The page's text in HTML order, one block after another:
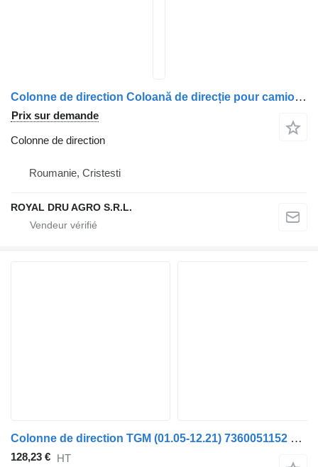
Colonne de direction Coloană de direcție pour camion MAN 8146113/6236 – 8146113/6154 – 8146113/6113
Prix sur demande
Colonne de direction
Roumanie, Cristesti
ROYAL DRU AGRO S.R.L.
Colonne de direction TGM (01.05-12.21) 7360051152 pour tracteur routier MAN tgl 2006
128,23 € HT